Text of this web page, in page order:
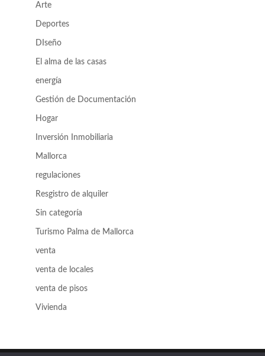
Arte
Deportes
DIseño
El alma de las casas
energía
Gestión de Documentación
Hogar
Inversión Inmobiliaria
Mallorca
regulaciones
Resgistro de alquiler
Sin categoría
Turismo Palma de Mallorca
venta
venta de locales
venta de pisos
Vivienda